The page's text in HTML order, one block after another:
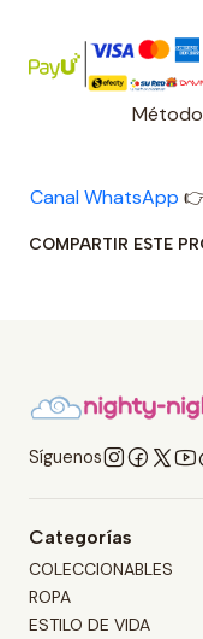
Canal WhatsApp
COMPARTIR ESTE
Síguenos
Categorías
COLECCIONABLES
ROPA
ESTILO DE VIDA